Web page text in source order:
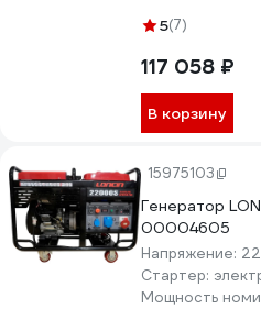
5(7)
117 058 ₽
В корзину
15975103
Генератор
00004605
Напряжение:
Стартер:
Мощность